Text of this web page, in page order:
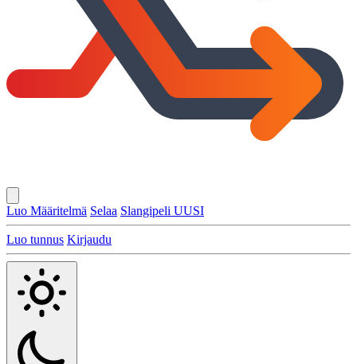
Luo Määritelmä Selaa Slangipeli UUSI
Luo tunnus Kirjaudu